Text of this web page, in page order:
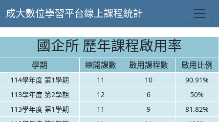
成大數位學習平台線上課程統計
國企所 歷年課程啟用率
學期 總開課數 啟用課程數 啟用比例
114學年度 第1學期 11 10
90.91%
113學年度 第2學期
12 6
50%
113學年度 第1學期
11 9
81.82%